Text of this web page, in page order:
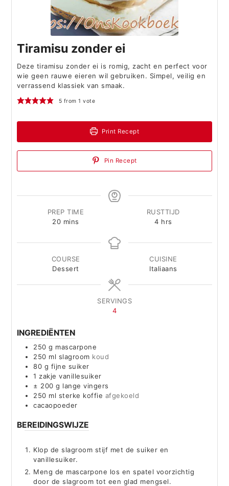
Tiramisu zonder ei
Deze tiramisu zonder ei is romig, zacht en perfect voor
wie geen rauwe eieren wil gebruiken. Simpel, veilig en
verrassend klassiek van smaak.
5 from 1 vote
Print Recept
Pin Recept
PREP TIME
20minutes
mins
RUSTTIJD
4hours
hrs
COURSE
Dessert
CUISINE
Italiaans
SERVINGS
4
INGREDIËNTEN
250 g mascarpone
250 ml slagroom koud
80 g fijne suiker
1 zakje vanillesuiker
± 200 g lange vingers
250 ml sterke koffie afgekoeld
cacaopoeder
BEREIDINGSWIJZE
Klop de slagroom stijf met de suiker en
vanillesuiker.
Meng de mascarpone los en spatel voorzichtig
door de slagroom tot een glad mengsel.